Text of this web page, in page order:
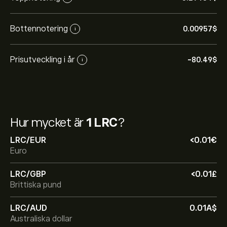
Hur mycket är 1 LRC?
LRC/EUR
‎<‎0.01‎€‎
Euro
LRC/GBP
‎<‎0.01‎£‎
Brittiska pund
LRC/AUD
0.01‎A$‎
Australiska dollar
Bottennotering i 0.00957‎$‎
Prisutveckling i år i -80.49‎$‎
Det aktuella priset på LRC är 0.00968‎$‎
Börsvärdet för Loopring är 13.34M‎$‎